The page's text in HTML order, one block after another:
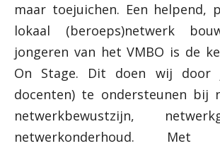
maar toejuichen. Een helpend,
lokaal (beroeps)netwerk
jongeren van het VMBO is de
On Stage. Dit doen wij door
docenten) te ondersteunen bij
netwerkbewustzijn,
netwerkonderhoud.